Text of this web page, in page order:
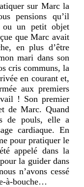
sur Marc la
pensions qu’il
ou un petit objet
que Marc avait
en plus d’être
mari dans son
cris communs, la
en courant et,
aux premiers
! Son premier
de Marc. Quand
de pouls, elle a
cardiaque. En
pour pratiquer le
appelé dans la
la guider dans
n’avons cessé
à-bouche…